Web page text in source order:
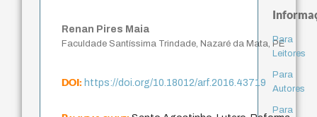
Renan Pires Maia
Faculdade Santíssima Trindade, Nazaré da Mata, PE
DOI:https://doi.org/10.18012/arf.2016.43719
Para
Leitores
Para
Autores
Para